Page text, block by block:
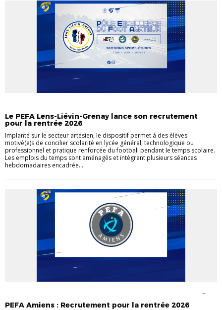
Le PEFA Lens-Liévin-Grenay lance son recrutement
pour la rentrée 2026
Implanté sur le secteur artésien, le dispositif permet à des élèves
motivé(e)s de concilier scolarité en lycée général, technologique ou
professionnel et pratique renforcée du football pendant le temps scolaire.
Les emplois du temps sont aménagés et intègrent plusieurs séances
hebdomadaires encadrée...
PEFA Amiens : Recrutement pour la rentrée 2026